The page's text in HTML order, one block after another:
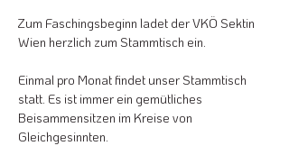
Zum Faschingsbeginn ladet der VKÖ Sektin
Wien herzlich zum Stammtisch ein.
Einmal pro Monat findet unser Stammtisch
statt. Es ist immer ein gemütliches
Beisammensitzen im Kreise von
Gleichgesinnten.